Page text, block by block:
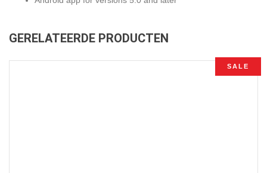
GERELATEERDE PRODUCTEN
SALE